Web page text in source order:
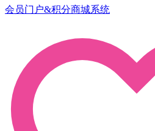
会员门户&积分商城系统